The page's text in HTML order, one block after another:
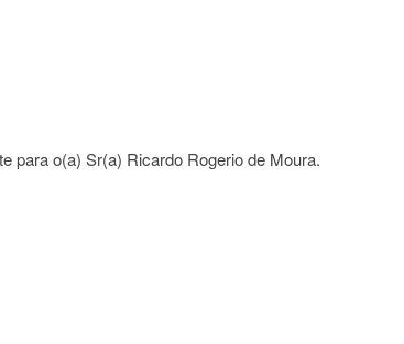
para o(a) Sr(a) Ricardo Rogerio de Moura.